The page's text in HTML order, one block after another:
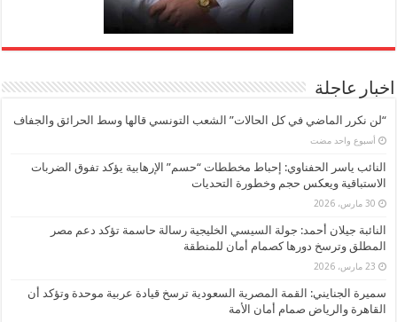
اخبار عاجلة
“لن نكرر الماضي في كل الحالات” الشعب التونسي قالها وسط الحرائق والجفاف
‏أسبوع واحد مضت
النائب ياسر الحفناوي: إحباط مخططات “حسم” الإرهابية يؤكد تفوق الضربات
الاستباقية ويعكس حجم وخطورة التحديات
30 مارس، 2026
النائبة جيلان أحمد: جولة السيسي الخليجية رسالة حاسمة تؤكد دعم مصر
المطلق وترسخ دورها كصمام أمان للمنطقة
23 مارس، 2026
سميرة الجنايني: القمة المصرية السعودية ترسخ قيادة عربية موحدة وتؤكد أن
القاهرة والرياض صمام أمان الأمة